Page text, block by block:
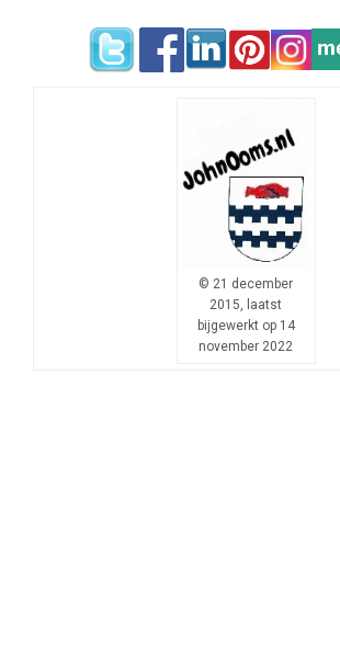
© 21 december
2015, laatst
bijgewerkt op 14
november 2022